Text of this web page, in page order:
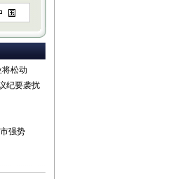
松动
纪要袭扰
强势